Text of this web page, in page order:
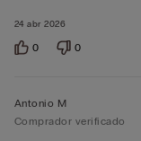
24 abr 2026
0 0
Antonio M
Comprador verificado